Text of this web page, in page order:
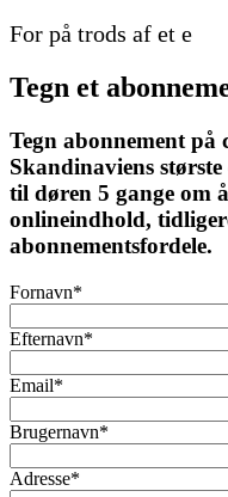
For på trods af et e
Tegn et
Tegn abonnement på
Skandinaviens
til døren 5 gange om
onlineindhold,
abonnementsfordele.
Fornavn*
Efternavn*
Email*
Brugernavn*
Adresse*